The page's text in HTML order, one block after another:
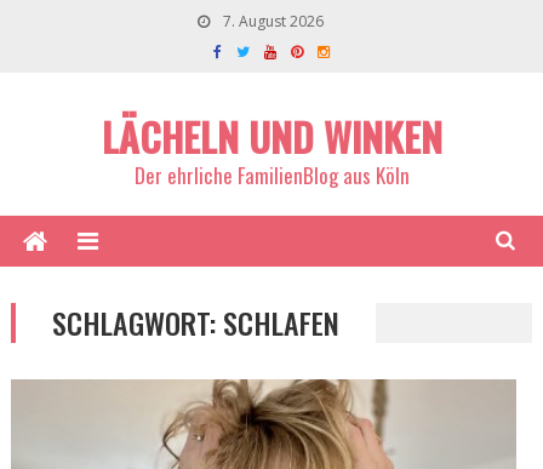
7. August 2026
LÄCHELN UND WINKEN
Der ehrliche FamilienBlog aus Köln
SCHLAGWORT:SCHLAFEN